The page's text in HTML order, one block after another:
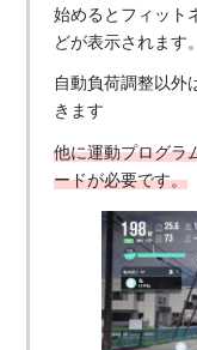
始めるとフィット
どが表示されます。
自動負荷調整以外
きます
他に運動プログラ
ードが必要です。